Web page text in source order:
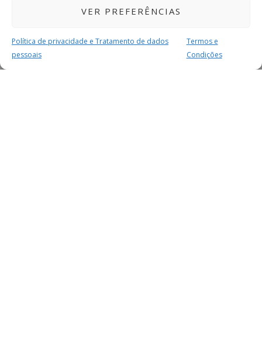
VER PREFERÊNCIAS
Política de privacidade e Tratamento de dados
pessoais
Termos e
Condições